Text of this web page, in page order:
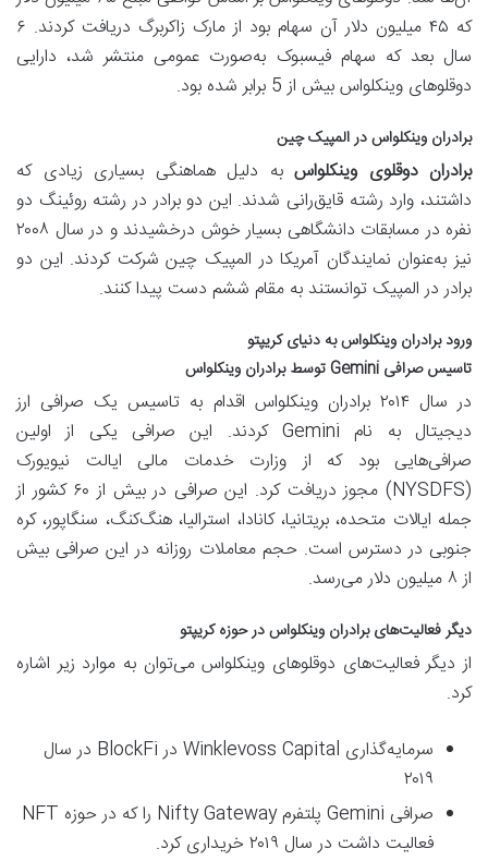
که ۴۵ میلیون دلار آن سهام بود از مارک زاکربرگ دریافت کردند. ۶
سال بعد که سهام فیسبوک به‌صورت عمومی منتشر شد، دارایی
دوقلوهای وینکلواس بیش از 5 برابر شده بود.
برادران وینکلواس در المپیک چین
برادران دوقلوی وینکلواس به دلیل هماهنگی بسیاری زیادی که
داشتند، وارد رشته قایق‌رانی شدند. این دو برادر در رشته روئینگ دو
نفره در مسابقات دانشگاهی بسیار خوش درخشیدند و در سال ۲۰۰۸
نیز به‌عنوان نمایندگان آمریکا در المپیک چین شرکت کردند. این دو
برادر در المپیک توانستند به مقام ششم دست پیدا کنند.
ورود برادران وینکلواس به دنیای کریپتو
تاسیس صرافی Gemini توسط برادران وینکلواس
در سال ۲۰۱۴ برادران وینکلواس اقدام به تاسیس یک صرافی ارز
دیجیتال به نام Gemini کردند. این صرافی یکی از اولین
صرافی‌هایی بود که از وزارت خدمات مالی ایالت نیویورک
(NYSDFS) مجوز دریافت کرد. این صرافی در بیش از ۶۰ کشور از
جمله ایالات متحده، بریتانیا، کانادا، استرالیا، هنگ‌کنگ، سنگاپور، کره
جنوبی در دسترس است. حجم معاملات روزانه در این صرافی بیش
از ۸ میلیون دلار می‌رسد.
دیگر فعالیت‌های برادران وینکلواس در حوزه کریپتو
از دیگر فعالیت‌های دوقلوهای وینکلواس می‌توان به موارد زیر اشاره
کرد.
سرمایه‌گذاری Winklevoss Capital در BlockFi در سال
۲۰۱۹
صرافی Gemini پلتفرم Nifty Gateway را که در حوزه NFT
فعالیت داشت در سال ۲۰۱۹ خریداری کرد.